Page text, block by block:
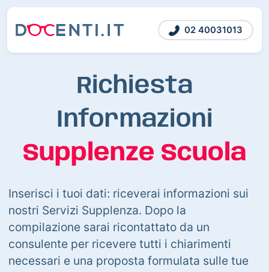
02 40031013
Richiesta
Informazioni
Supplenze Scuola
Inserisci i tuoi dati: riceverai informazioni sui
nostri Servizi Supplenza. Dopo la
compilazione sarai ricontattato da un
consulente per ricevere tutti i chiarimenti
necessari e una proposta formulata sulle tue